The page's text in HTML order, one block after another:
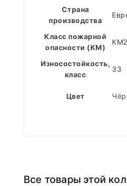
Страна
производства
Класс пожарной
опасности (КМ)
Износостойкость,
класс
33
Цвет
Все товары этой